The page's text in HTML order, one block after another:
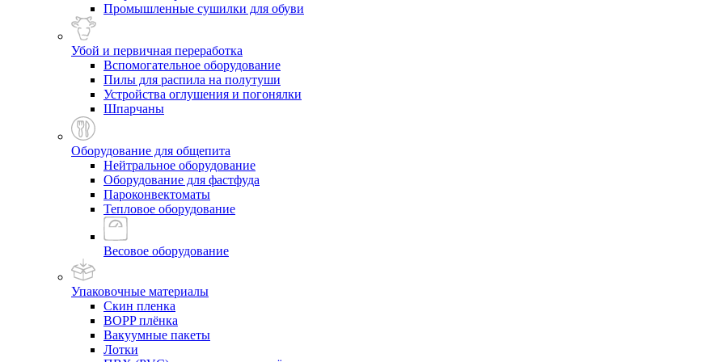
Промышленные сушилки для обуви
Убой и первичная переработка
Вспомогательное оборудование
Пилы для распила на полутуши
Устройства оглушения и погонялки
Шпарчаны
Оборудование для общепита
Нейтральное оборудование
Оборудование для фастфуда
Пароконвектоматы
Тепловое оборудование
Весовое оборудование
Упаковочные материалы
Скин пленка
BOPP плёнка
Вакуумные пакеты
Лотки